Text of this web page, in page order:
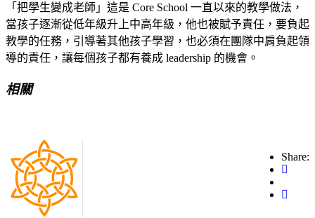
「把學生變成老師」這是 Core School 一直以來的教學做法，
當孩子逐漸從低年級升上中高年級，他也被賦予責任，要負起
教學的任務，引導著其他孩子學習，也必須在團隊中肩負起領
導的責任，讓每個孩子都有養成 leadership 的機會。
相關
Share: